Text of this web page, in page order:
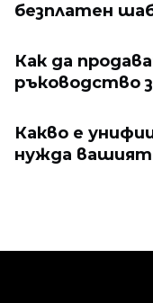
безплатен
Как да
ръководство
Какво е
нужда вашият